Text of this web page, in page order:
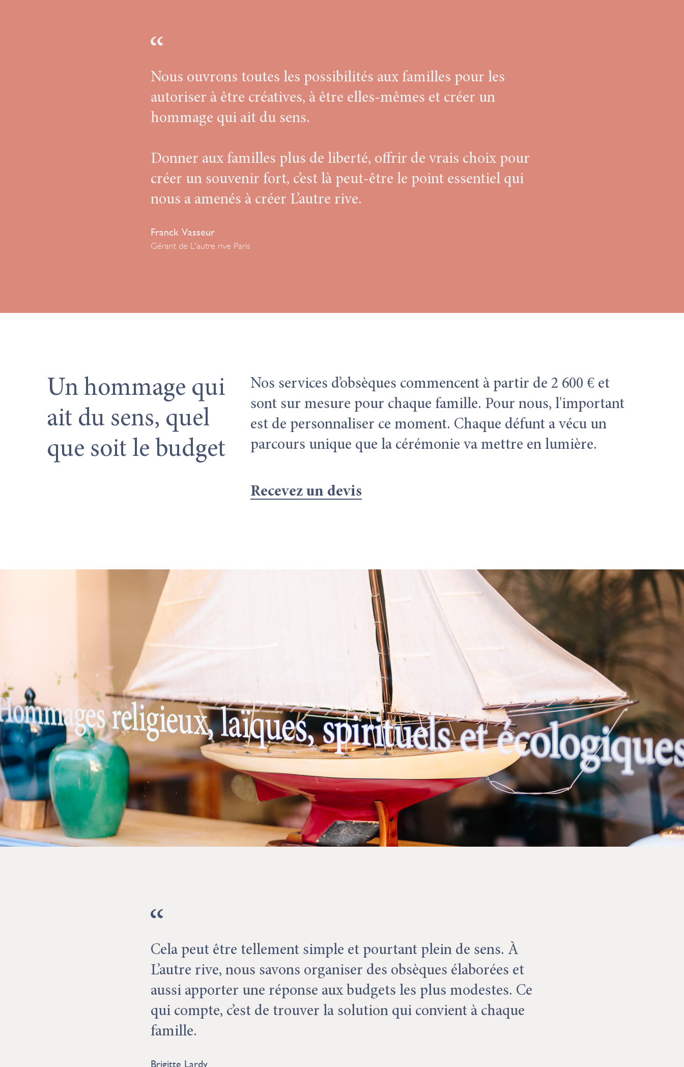
Nous ouvrons toutes les possibilités aux familles pour les
autoriser à être créatives, à être elles-mêmes et créer un
hommage qui ait du sens.
Donner aux familles plus de liberté, offrir de vrais choix pour
créer un souvenir fort, c’est là peut-être le point essentiel qui
nous a amenés à créer L’autre rive.
Franck Vasseur
Gérant de L'autre rive Paris
Un hommage qui
ait du sens, quel
que soit le budget
Nos services d’obsèques commencent à partir de 2 600 € et
sont sur mesure pour chaque famille. Pour nous, l'important
est de personnaliser ce moment. Chaque défunt a vécu un
parcours unique que la cérémonie va mettre en lumière.
Recevez un devis
Cela peut être tellement simple et pourtant plein de sens. À
L’autre rive, nous savons organiser des obsèques élaborées et
aussi apporter une réponse aux budgets les plus modestes. Ce
qui compte, c’est de trouver la solution qui convient à chaque
famille.
Brigitte Lardy